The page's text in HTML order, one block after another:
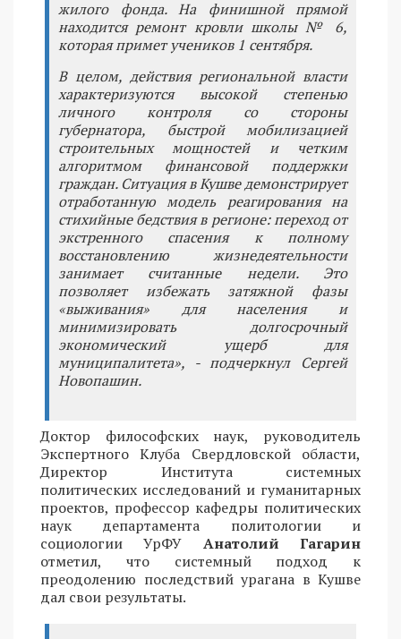
жилого фонда. На финишной прямой
находится ремонт кровли школы № 6,
которая примет учеников 1 сентября.
В целом, действия региональной власти
характеризуются высокой степенью
личного контроля со стороны
губернатора, быстрой мобилизацией
строительных мощностей и четким
алгоритмом финансовой поддержки
граждан. Ситуация в Кушве демонстрирует
отработанную модель реагирования на
стихийные бедствия в регионе: переход от
экстренного спасения к полному
восстановлению жизнедеятельности
занимает считанные недели. Это
позволяет избежать затяжной фазы
«выживания» для населения и
минимизировать долгосрочный
экономический ущерб для
муниципалитета», - подчеркнул Сергей
Новопашин.
Доктор философских наук, руководитель
Экспертного Клуба Свердловской области,
Директор Института системных
политических исследований и гуманитарных
проектов, профессор кафедры политических
наук департамента политологии и
социологии УрФУ Анатолий Гагарин
отметил, что системный подход к
преодолению последствий урагана в Кушве
дал свои результаты.